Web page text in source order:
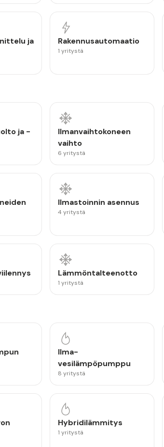
ja
Rakennusautomaatio
1 yritystä
ja -
Ilmanvaihtokoneen
vaihto
6 yritystä
Ilmastoinnin asennus
4 yritystä
Lämmöntalteenotto
1 yritystä
Ilma-
vesilämpöpumppu
8 yritystä
Hybridilämmitys
1 yritystä